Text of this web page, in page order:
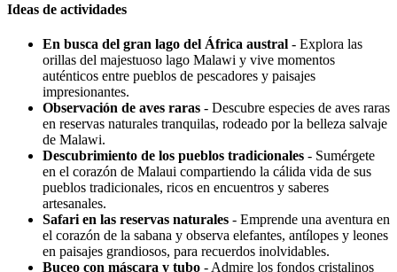
Ideas de actividades
En busca del gran lago del África austral - Explora las
orillas del majestuoso lago Malawi y vive momentos
auténticos entre pueblos de pescadores y paisajes
impresionantes.
Observación de aves raras - Descubre especies de aves raras
en reservas naturales tranquilas, rodeado por la belleza salvaje
de Malawi.
Descubrimiento de los pueblos tradicionales - Sumérgete
en el corazón de Malaui compartiendo la cálida vida de sus
pueblos tradicionales, ricos en encuentros y saberes
artesanales.
Safari en las reservas naturales - Emprende una aventura en
el corazón de la sabana y observa elefantes, antílopes y leones
en paisajes grandiosos, para recuerdos inolvidables.
Buceo con máscara y tubo - Admire los fondos cristalinos